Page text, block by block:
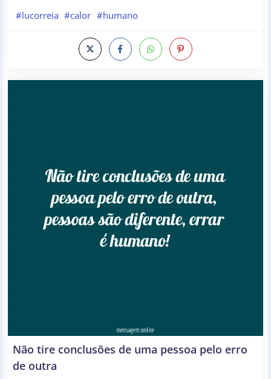
#lucorreia #calor #humano
Não tire conclusões de uma pessoa pelo erro
de outra